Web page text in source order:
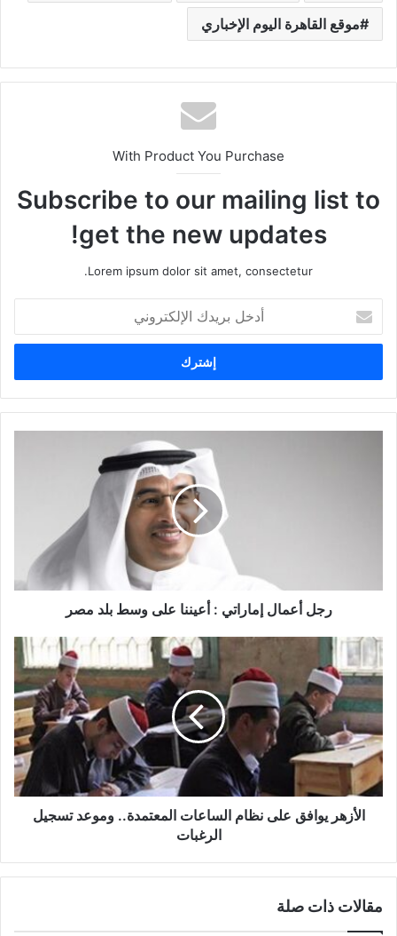
موقع القاهرة اليوم الإخباري
With Product You Purchase
Subscribe to our mailing list to
get the new updates!
Lorem ipsum dolor sit amet, consectetur.
خ
ب
ر
ي
رجل أعمال إماراتي : أعيننا على وسط بلد مصر
الأزهر يوافق على نظام الساعات المعتمدة.. وموعد تسجيل
الرغبات
مقالات ذات صلة